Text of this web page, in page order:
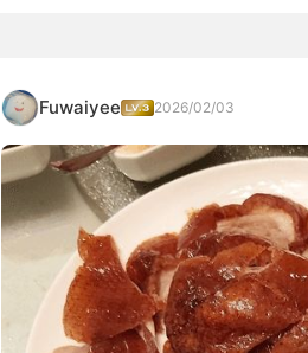
Fuwaiyee 2026/02/03